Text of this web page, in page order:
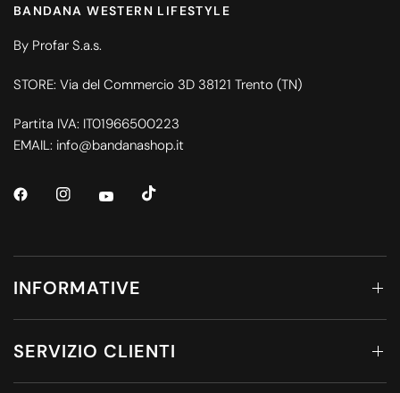
BANDANA WESTERN LIFESTYLE
By Profar S.a.s.
STORE: Via del Commercio 3D 38121 Trento (TN)
Partita IVA: IT01966500223
EMAIL: info@bandanashop.it
INFORMATIVE
SERVIZIO CLIENTI